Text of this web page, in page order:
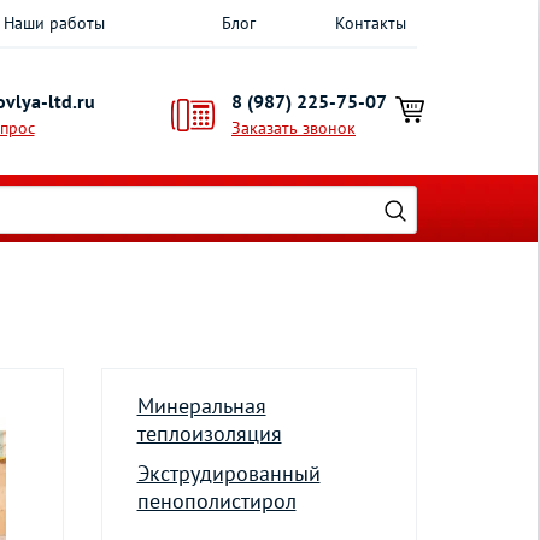
Наши работы Блог Контакты
ltd.ru 8 (987) 225-75-07
Заказать звонок
Минеральная
теплоизоляция
Экструдированный
пенополистирол